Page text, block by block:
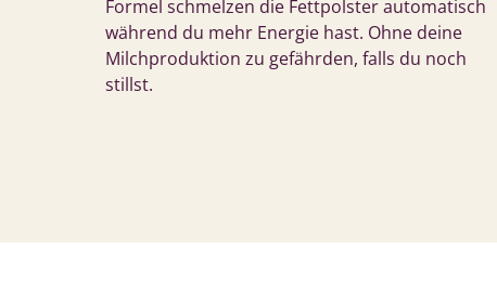
Formel schmelzen die Fettpolster automatisch
während du mehr Energie hast. Ohne deine
Milchproduktion zu gefährden, falls du noch
stillst.